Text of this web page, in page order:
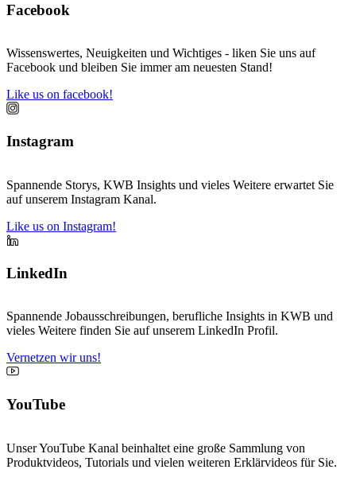
Facebook
Wissenswertes, Neuigkeiten und Wichtiges - liken Sie uns auf
Facebook und bleiben Sie immer am neuesten Stand!
Like us on facebook!
Instagram
Spannende Storys, KWB Insights und vieles Weitere erwartet Sie
auf unserem Instagram Kanal.
Like us on Instagram!
LinkedIn
Spannende Jobausschreibungen, berufliche Insights in KWB und
vieles Weitere finden Sie auf unserem LinkedIn Profil.
Vernetzen wir uns!
YouTube
Unser YouTube Kanal beinhaltet eine große Sammlung von
Produktvideos, Tutorials und vielen weiteren Erklärvideos für Sie.